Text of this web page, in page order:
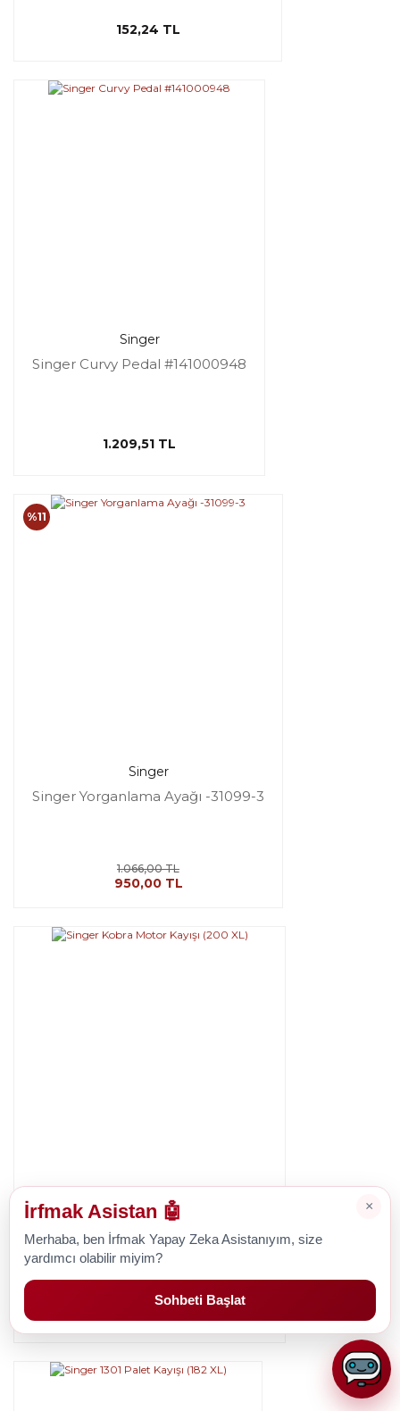
152,24 TL
Singer
Singer Curvy Pedal #141000948
1.209,51 TL
Singer
Singer Yorganlama Ayağı -31099-3
%11
1.066,00 TL
950,00 TL
Singer
Singer Kobra Motor Kayışı (200 XL)
×
İrfmak Asistan 🤖
Merhaba, ben İrfmak Yapay Zeka Asistanıyım, size
yardımcı olabilir miyim?
Sohbeti Başlat